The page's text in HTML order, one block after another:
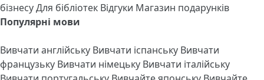
бізнесуДля бібліотек Відгуки Магазин подарунків
Популярні мови
Вивчати англійську Вивчати іспанську Вивчати
французьку Вивчати німецьку Вивчати італійську